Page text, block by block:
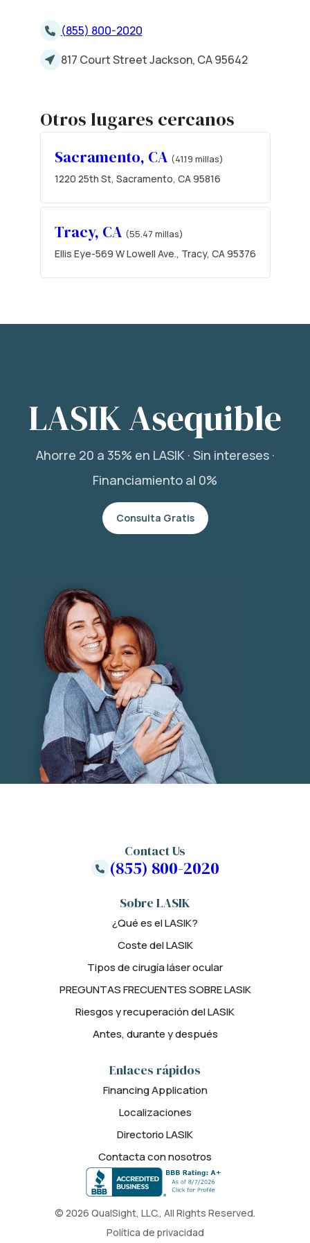
(855) 800-2020
817 Court Street Jackson, CA 95642
Otros lugares cercanos
Sacramento, CA (41.19 millas)
1220 25th St, Sacramento, CA 95816
Tracy, CA (55.47 millas)
Ellis Eye-569 W Lowell Ave., Tracy, CA 95376
LASIK Asequible
Ahorre 20 a 35% en LASIK · Sin intereses ·
Financiamiento al 0%
Consulta Gratis
© 2026 QualSight, LLC., All Rights Reserved.
Política de privacidad
Sobre LASIK
¿Qué es el LASIK?
Coste del LASIK
Tipos de cirugía láser ocular
PREGUNTAS FRECUENTES SOBRE LASIK
Riesgos y recuperación del LASIK
Antes, durante y después
Enlaces rápidos
Financing Application
Localizaciones
Directorio LASIK
Contacta con nosotros
Contact Us
(855) 800-2020